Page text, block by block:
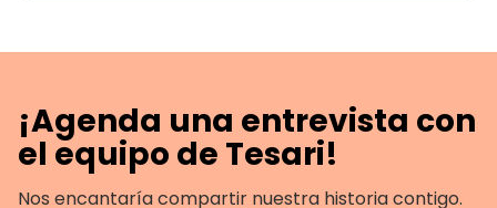
¡Agenda una entrevista con
el equipo de Tesari!
Nos encantaría compartir nuestra historia contigo.